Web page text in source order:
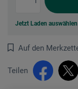
Jetzt Laden
Auf den
Teilen